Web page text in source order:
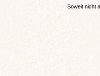
Soweit nicht